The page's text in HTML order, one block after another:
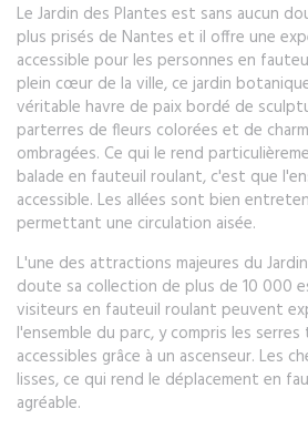
Le Jardin des Plantes est sans aucun
plus prisés de Nantes et il offre une
accessible pour les personnes en
plein cœur de la ville, ce jardin
véritable havre de paix bordé de
parterres de fleurs colorées et de
ombragées. Ce qui le rend
balade en fauteuil roulant, c'est que
accessible. Les allées sont bien
permettant une circulation aisée.
L'une des attractions majeures du
doute sa collection de plus de 10 000
visiteurs en fauteuil roulant peuvent
l'ensemble du parc, y compris les
accessibles grâce à un ascenseur. Les
lisses, ce qui rend le déplacement en
agréable.